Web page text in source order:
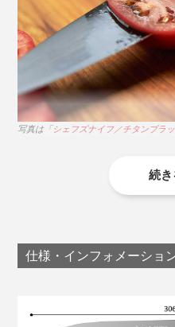
（HRC60＋）に合わせて
ドのセラミック製シャー
です。
コンプリートセット／マットシ
誰の手にも馴染むミニマム
年間の月日をかけて緻密に
写真は「シェフズナイフ／チタンブラ
「切る」が変わるだけで、
ました。
続き
仕様・インフォメーショ